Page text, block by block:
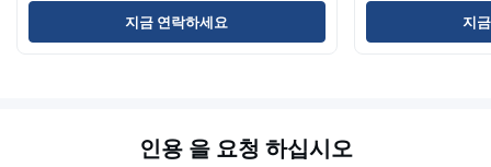
지금 연락하세요 지
인용 을 요청 하십시오